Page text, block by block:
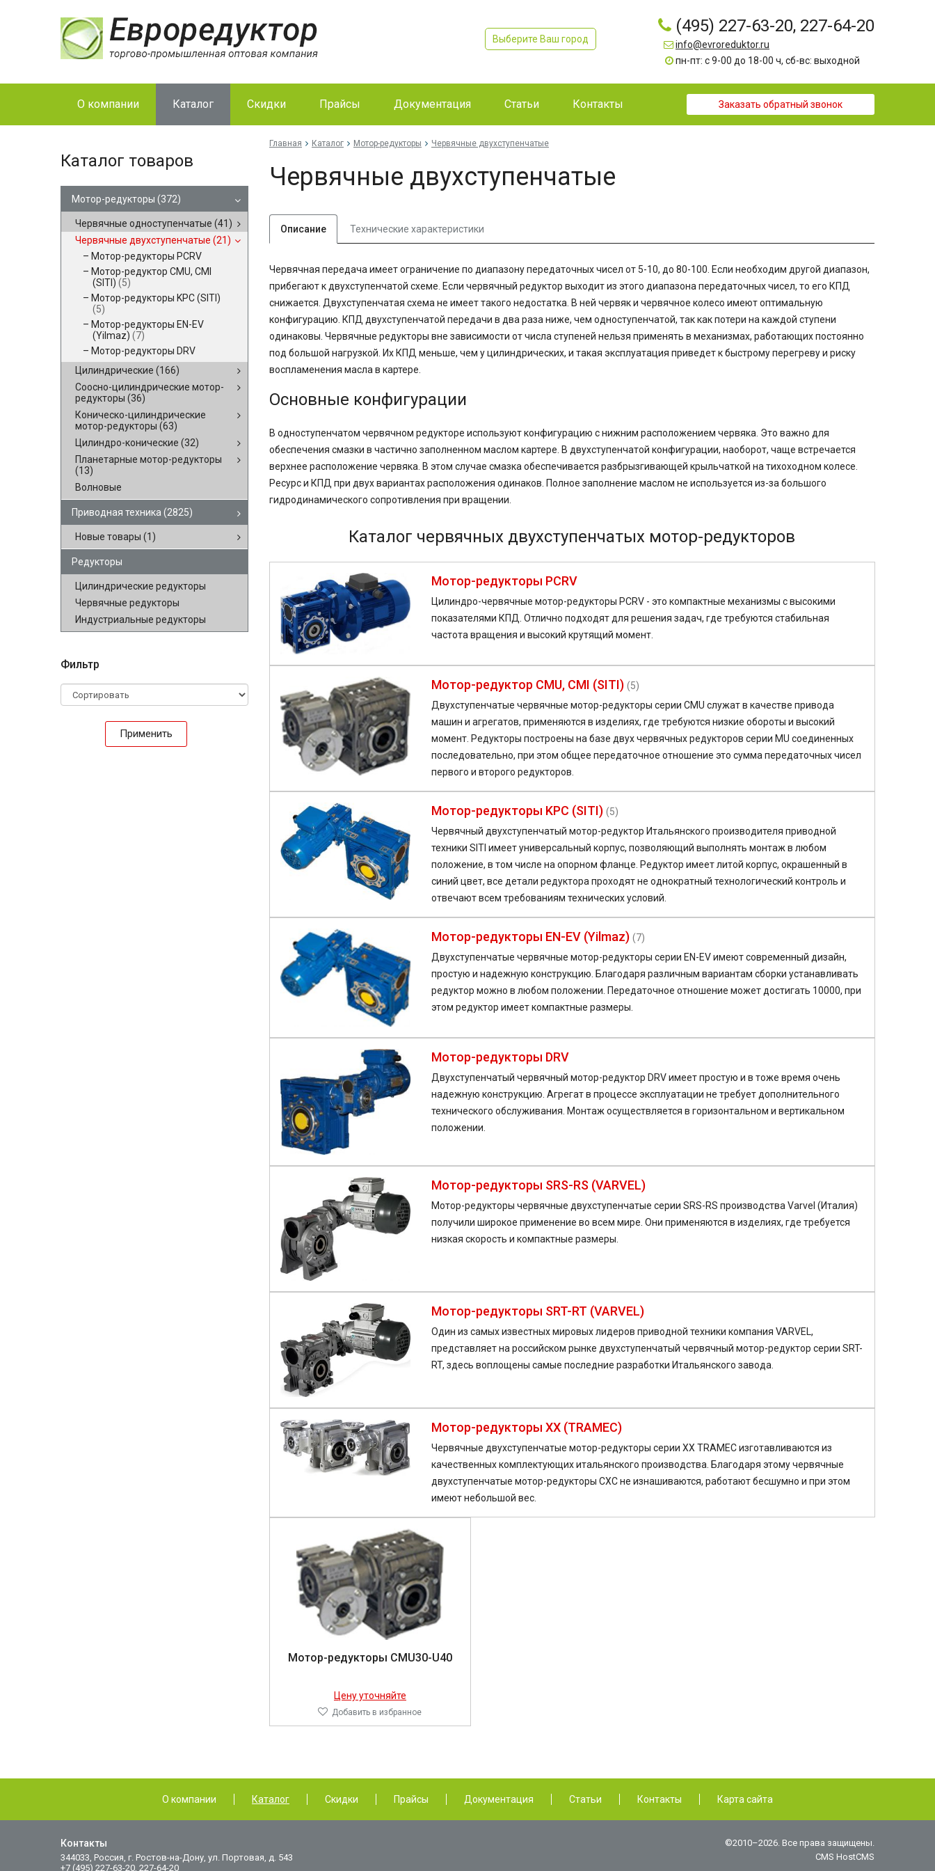
Выберите Ваш город
(495) 227-63-20, 227-64-20
info@evroreduktor.ru
пн-пт: с 9-00 до 18-00 ч, сб-вс: выходной
О компании Каталог Скидки Прайсы Документация Статьи Контакты Заказать обратный звонок
Каталог товаров
Мотор-редукторы (372)
Червячные одноступенчатые (41)
Червячные двухступенчатые (21)
Мотор-редукторы PCRV
Мотор-редуктор CMU, CMI
(SITI) (5)
Мотор-редукторы KPC (SITI)
(5)
Мотор-редукторы EN-EV
(Yilmaz) (7)
Мотор-редукторы DRV
Цилиндрические (166)
Соосно-цилиндрические мотор-
редукторы (36)
Коническо-цилиндрические
мотор-редукторы (63)
Цилиндро-конические (32)
Планетарные мотор-редукторы
(13)
Волновые
Приводная техника (2825)
Новые товары (1)
Редукторы
Цилиндрические редукторы
Червячные редукторы
Индустриальные редукторы
Фильтр
Применить
Главная Каталог Мотор-редукторы Червячные двухступенчатые
Червячные двухступенчатые
Описание Технические характеристики
Червячная передача имеет ограничение по диапазону передаточных чисел от 5-10, до 80-100. Если необходим другой диапазон,
прибегают к двухступенчатой схеме. Если червячный редуктор выходит из этого диапазона передаточных чисел, то его КПД
снижается. Двухступенчатая схема не имеет такого недостатка. В ней червяк и червячное колесо имеют оптимальную
конфигурацию. КПД двухступенчатой передачи в два раза ниже, чем одноступенчатой, так как потери на каждой ступени
одинаковы. Червячные редукторы вне зависимости от числа ступеней нельзя применять в механизмах, работающих постоянно
под большой нагрузкой. Их КПД меньше, чем у цилиндрических, и такая эксплуатация приведет к быстрому перегреву и риску
воспламенения масла в картере.
Основные конфигурации
В одноступенчатом червячном редукторе используют конфигурацию с нижним расположением червяка. Это важно для
обеспечения смазки в частично заполненном маслом картере. В двухступенчатой конфигурации, наоборот, чаще встречается
верхнее расположение червяка. В этом случае смазка обеспечивается разбрызгивающей крыльчаткой на тихоходном колесе.
Ресурс и КПД при двух вариантах расположения одинаков. Полное заполнение маслом не используется из-за большого
гидродинамического сопротивления при вращении.
Каталог червячных двухступенчатых мотор-редукторов
Мотор-редукторы PCRV
Цилиндро-червячные мотор-редукторы PCRV - это компактные механизмы с высокими
показателями КПД. Отлично подходят для решения задач, где требуются стабильная
частота вращения и высокий крутящий момент.
Мотор-редуктор CMU, CMI (SITI) (5)
Двухступенчатые червячные мотор-редукторы серии CMU служат в качестве привода
машин и агрегатов, применяются в изделиях, где требуются низкие обороты и высокий
момент. Редукторы построены на базе двух червячных редукторов серии MU соединенных
последовательно, при этом общее передаточное отношение это сумма передаточных чисел
первого и второго редукторов.
Мотор-редукторы KPC (SITI) (5)
Червячный двухступенчатый мотор-редуктор Итальянского производителя приводной
техники SITI имеет универсальный корпус, позволяющий выполнять монтаж в любом
положение, в том числе на опорном фланце. Редуктор имеет литой корпус, окрашенный в
синий цвет, все детали редуктора проходят не однократный технологический контроль и
отвечают всем требованиям технических условий.
Мотор-редукторы EN-EV (Yilmaz) (7)
Двухступенчатые червячные мотор-редукторы серии EN-EV имеют современный дизайн,
простую и надежную конструкцию. Благодаря различным вариантам сборки устанавливать
редуктор можно в любом положении. Передаточное отношение может достигать 10000, при
этом редуктор имеет компактные размеры.
Мотор-редукторы DRV
Двухступенчатый червячный мотор-редуктор DRV имеет простую и в тоже время очень
надежную конструкцию. Агрегат в процессе эксплуатации не требует дополнительного
технического обслуживания. Монтаж осуществляется в горизонтальном и вертикальном
положении.
Мотор-редукторы SRS-RS (VARVEL)
Мотор-редукторы червячные двухступенчатые серии SRS-RS производства Varvel (Италия)
получили широкое применение во всем мире. Они применяются в изделиях, где требуется
низкая скорость и компактные размеры.
Мотор-редукторы SRT-RT (VARVEL)
Один из самых известных мировых лидеров приводной техники компания VARVEL,
представляет на российском рынке двухступенчатый червячный мотор-редуктор серии SRT-
RT, здесь воплощены самые последние разработки Итальянского завода.
Мотор-редукторы XX (TRAMEC)
Червячные двухступенчатые мотор-редукторы серии XX TRAMEC изготавливаются из
качественных комплектующих итальянского производства. Благодаря этому червячные
двухступенчатые мотор-редукторы CXC не изнашиваются, работают бесшумно и при этом
имеют небольшой вес.
Мотор-редукторы CMU30-U40
Цену уточняйте
Добавить в избранное
О компании Каталог Скидки Прайсы Документация Статьи Контакты Карта сайта
Контакты
344033, Россия, г. Ростов-на-Дону, ул. Портовая, д. 543
+7 (495) 227-63-20, 227-64-20
©2010–2026. Все права защищены.
CMS HostCMS